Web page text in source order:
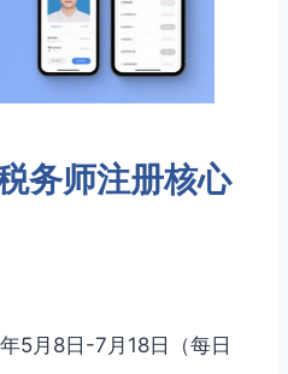
务师注册核心
5月8日-7月18日（每日